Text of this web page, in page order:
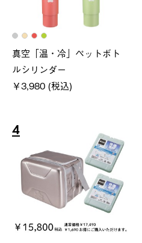
真空「温・冷」ペットボト
ルシリンダー
￥3,980 (税込)
4